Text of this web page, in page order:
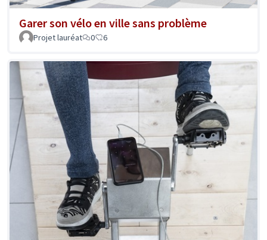
Garer son vélo en ville sans problème
Projet lauréat 0 6